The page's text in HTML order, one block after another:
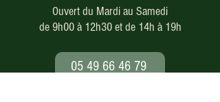
Ouvert du Mardi au Samedi
de 9h00 à 12h30 et de 14h à 19h
05 49 66 46 79